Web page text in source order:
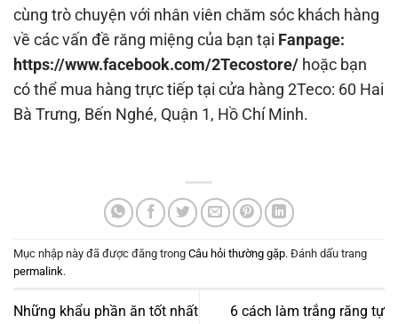
cùng trò chuyện với nhân viên chăm sóc khách hàng
về các vấn đề răng miệng của bạn tại Fanpage:
https://www.facebook.com/2Tecostore/ hoặc bạn
có thể mua hàng trực tiếp tại cửa hàng 2Teco: 60 Hai
Bà Trưng, Bến Nghé, Quận 1, Hồ Chí Minh.
Mục nhập này đã được đăng trong Câu hỏi thường gặp. Đánh dấu trang
permalink.
Những khẩu phần ăn tốt nhất
6 cách làm trắng răng tự